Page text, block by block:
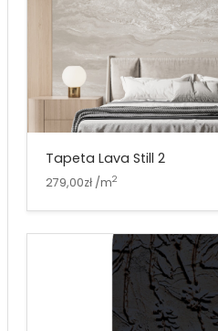
Tapeta Lava Still 2
279,00zł /m2